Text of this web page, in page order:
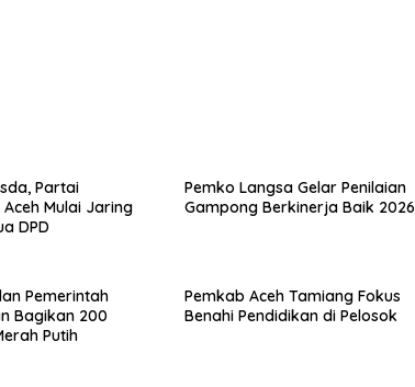
Partai
Mulai Jaring
DPD
Pemko Langsa Gelar Penilaian
Gampong Berkinerja Baik 2026
Pemerintah
Bagikan 200
Putih
Pemkab Aceh Tamiang Fokus
Benahi Pendidikan di Pelosok